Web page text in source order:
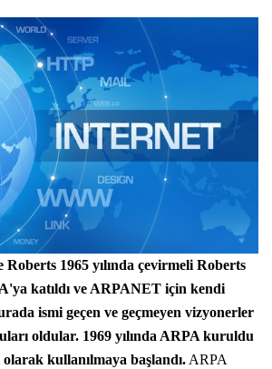
1965 yılında çevirmeli Roberts
katıldı ve ARPANET için kendi
ismi geçen ve geçmeyen vizyonerler
oldular. 1969 yılında ARPA kuruldu
kullanılmaya başlandı.ARPA